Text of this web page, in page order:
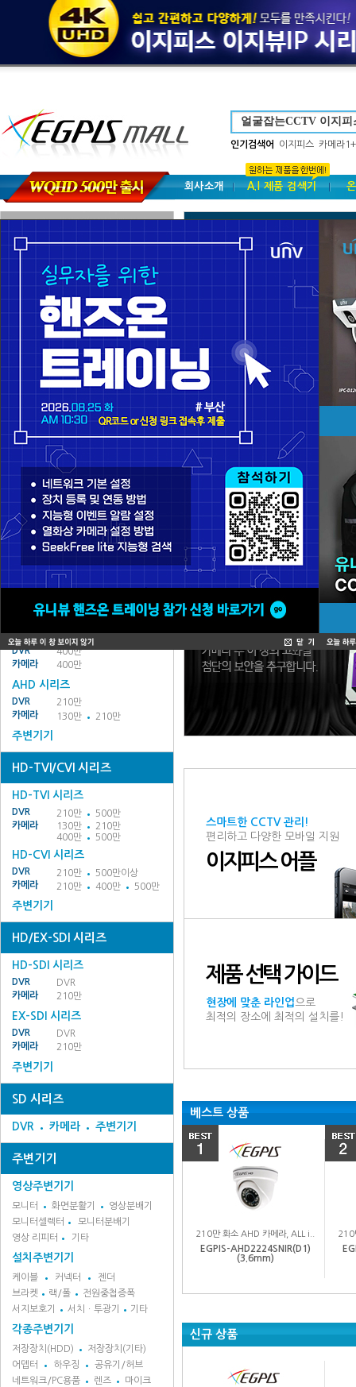
인기검색어 이지피스 카메라
회사소개 A.I 제품 검색기
브랜드별 검색
NVR-IP 시리즈
POE
130만 210만
300만
일반
카메라
130만 210만
300만
500만
주변기기
All In One
DVR 카메라
WQHD/QHD/AHD 시리즈
카메라
500만 이상
QHD 시리즈
DVR
400만
카메라
400만
AHD 시리즈
DVR
210만
카메라
130만 210만
주변기기
HD-TVI/CVI 시리즈
HD-TVI 시리즈
DVR 210만
500만
카메라
130만
210만
400만
500만
HD-CVI 시리즈
DVR 210만
500만이상
카메라
210만 400만 500만
주변기기
HD/EX-SDI 시리즈
HD-SDI 시리즈
DVR
DVR
카메라
210만
EX-SDI 시리즈
DVR
DVR
카메라
210만
주변기기
SD 시리즈
DVR 카메라 주변기기
주변기기
영상주변기기
모니터 화면분활기
영상분배기
모니터셀렉터
모니터분배기
영상 리피터
기타
설치주변기기
케이블 커넥터
젠더
브라켓
랙/폴
전원중첩증폭
서지보호기
서치ㆍ투광기 기타
각종주변기기
저장장치(HDD)
저장장치(기타)
어뎁터
하우징
공유기/허브
네트워크/PC용품
렌즈
마이크
스마트한 CCTV 관리!
편리하고 다양한 모바일 지원
이지피스 어플
제품 선택 가이드
현장에 맞춘 라인업으로
최적의 장소에 최적의 설치를!
베스트 상품
210만 화소 AHD 카메라, ALL i..
EGPIS-AHD2224SNIR(D1)
(3.6mm)
210
신규 상품